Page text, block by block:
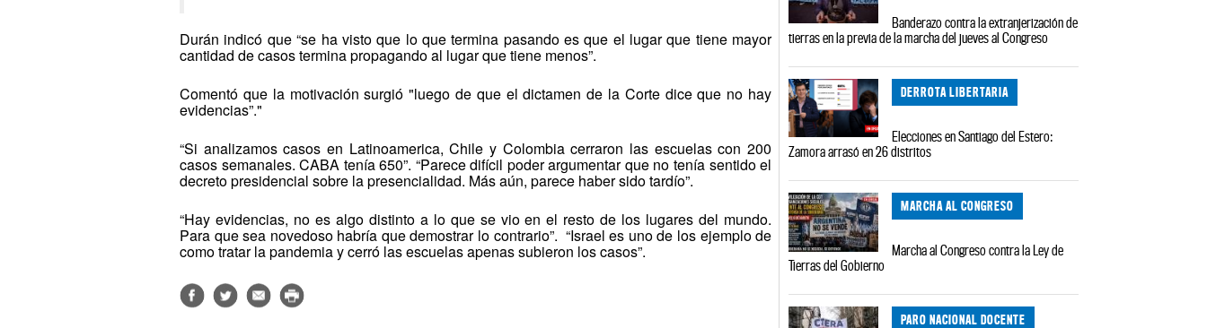
Durán indicó que “se ha visto que lo que termina pasando es que el lugar que tiene mayor
cantidad de casos termina propagando al lugar que tiene menos”.
Comentó que la motivación surgió "luego de que el dictamen de la Corte dice que no hay
evidencias”."
“Si analizamos casos en Latinoamerica, Chile y Colombia cerraron las escuelas con 200
casos semanales. CABA tenía 650”. “Parece difícil poder argumentar que no tenía sentido el
decreto presidencial sobre la presencialidad. Más aún, parece haber sido tardío”.
“Hay evidencias, no es algo distinto a lo que se vio en el resto de los lugares del mundo.
Para que sea novedoso habría que demostrar lo contrario”. “Israel es uno de los ejemplo de
como tratar la pandemia y cerró las escuelas apenas subieron los casos”.
Banderazo contra la extranjerización de
tierras en la previa de la marcha del jueves al Congreso
DERROTA LIBERTARIA
Elecciones en Santiago del Estero:
Zamora arrasó en 26 distritos
MARCHA AL CONGRESO
Marcha al Congreso contra la Ley de
Tierras del Gobierno
PARO NACIONAL DOCENTE